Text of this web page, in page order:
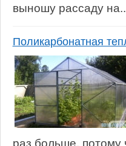
выношу рассаду
Поликарбонатная
раз больше, потому